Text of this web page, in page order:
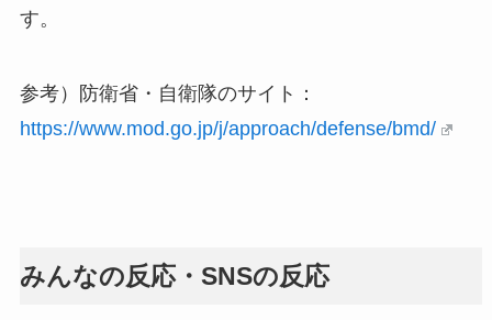
す。
参考）防衛省・自衛隊のサイト：
https://www.mod.go.jp/j/approach/defense/bmd/
みんなの反応・SNSの反応